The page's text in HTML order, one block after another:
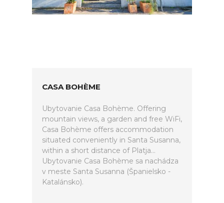
CASA BOHÈME
Ubytovanie Casa Bohème. Offering
mountain views, a garden and free WiFi,
Casa Bohème offers accommodation
situated conveniently in Santa Susanna,
within a short distance of Platja...
Ubytovanie Casa Bohème sa nachádza
v meste Santa Susanna (Španielsko -
Katalánsko).